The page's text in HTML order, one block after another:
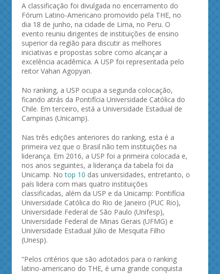
A classificação foi divulgada no encerramento do
Fórum Latino-Americano promovido pela THE, no
dia 18 de junho, na cidade de Lima, no Peru. O
evento reuniu dirigentes de instituições de ensino
superior da região para discutir as melhores
iniciativas e propostas sobre como alcançar a
excelência acadêmica. A USP foi representada pelo
reitor Vahan Agopyan.
No ranking, a USP ocupa a segunda colocação,
ficando atrás da Pontifícia Universidade Católica do
Chile. Em terceiro, está a Universidade Estadual de
Campinas (Unicamp).
Nas três edições anteriores do ranking, esta é a
primeira vez que o Brasil não tem instituições na
liderança. Em 2016, a USP foi a primeira colocada e,
nos anos seguintes, a liderança da tabela foi da
Unicamp. Notop 10 das universidades, entretanto, o
país lidera com mais quatro instituições
classificadas, além da USP e da Unicamp: Pontifícia
Universidade Católica do Rio de Janeiro (PUC Rio),
Universidade Federal de São Paulo (Unifesp),
Universidade Federal de Minas Gerais (UFMG) e
Universidade Estadual Júlio de Mesquita Filho
(Unesp).
“Pelos critérios que são adotados para o ranking
latino-americano do THE, é uma grande conquista